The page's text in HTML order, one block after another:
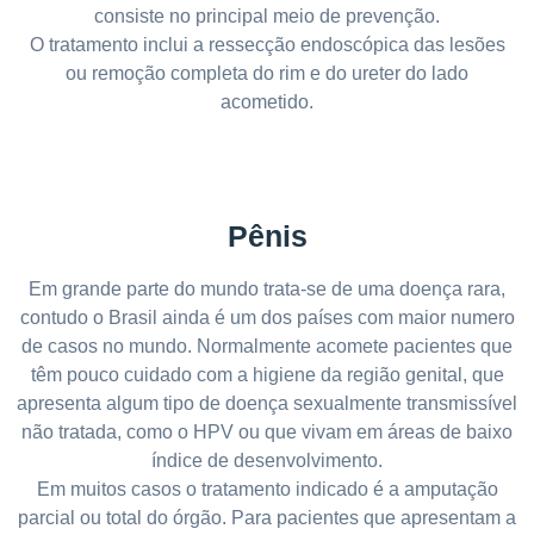
consiste no principal meio de prevenção.
O tratamento inclui a ressecção endoscópica das lesões
ou remoção completa do rim e do ureter do lado
acometido.
Pênis
Em grande parte do mundo trata-se de uma doença rara,
contudo o Brasil ainda é um dos países com maior numero
de casos no mundo. Normalmente acomete pacientes que
têm pouco cuidado com a higiene da região genital, que
apresenta algum tipo de doença sexualmente transmissível
não tratada, como o HPV ou que vivam em áreas de baixo
índice de desenvolvimento.
Em muitos casos o tratamento indicado é a amputação
parcial ou total do órgão. Para pacientes que apresentam a